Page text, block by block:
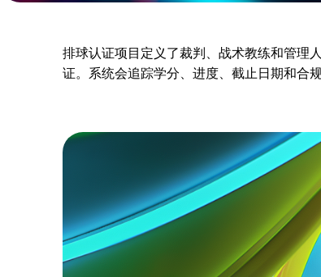
排球认证项目定义了裁判、战术教练和管理
证。系统会追踪学分、进度、截止日期和合